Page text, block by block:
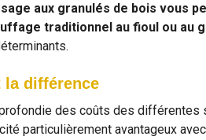
aux granulés de bois vous
traditionnel au fioul ou au
la différence
des coûts des différentes
particulièrement avantageux